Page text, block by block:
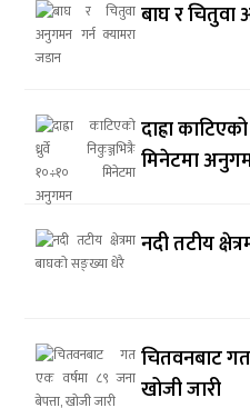
बाघ र चितुवा
दाह्रा
मिनेटमा
नदी तटीय
चितवनबाट
खोजी जारी